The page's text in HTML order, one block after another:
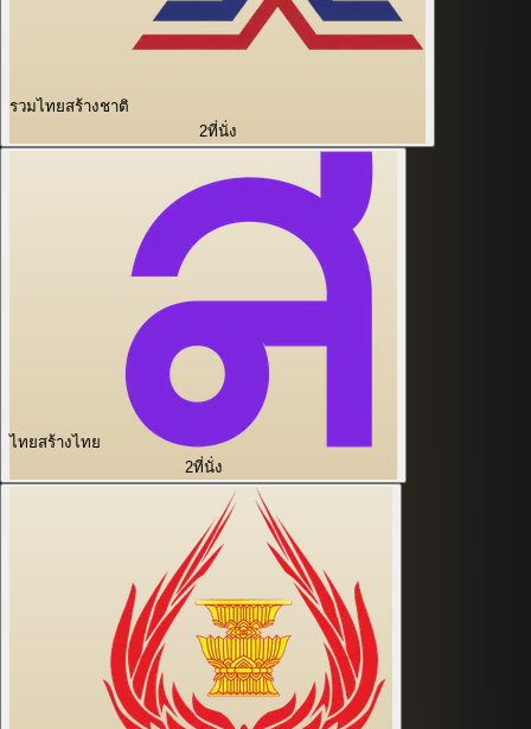
รวมไทยสร้างชาติ
2ที่นั่ง
ไทยสร้างไทย
2ที่นั่ง